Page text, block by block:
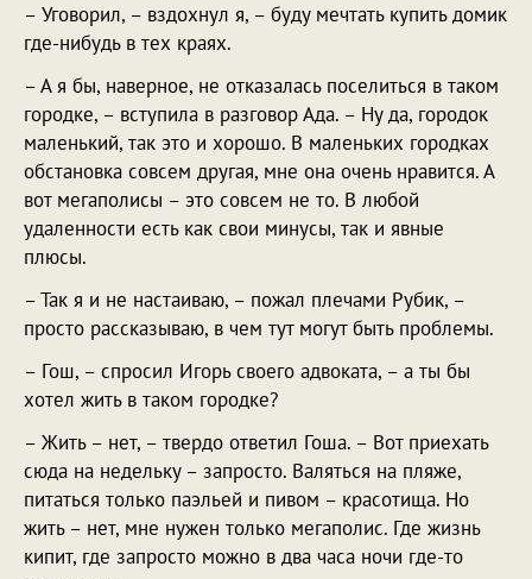
– Уговорил, – вздохнул я, – буду мечтать купить домик
где-нибудь в тех краях.
– А я бы, наверное, не отказалась поселиться в таком
городке, – вступила в разговор Ада. – Ну да, городок
маленький, так это и хорошо. В маленьких городках
обстановка совсем другая, мне она очень нравится. А
вот мегаполисы – это совсем не то. В любой
удаленности есть как свои минусы, так и явные
плюсы.
– Так я и не настаиваю, – пожал плечами Рубик, –
просто рассказываю, в чем тут могут быть проблемы.
– Гош, – спросил Игорь своего адвоката, – а ты бы
хотел жить в таком городке?
– Жить – нет, – твердо ответил Гоша. – Вот приехать
сюда на недельку – запросто. Валяться на пляже,
питаться только паэльей и пивом – красотища. Но
жить – нет, мне нужен только мегаполис. Где жизнь
кипит, где запросто можно в два часа ночи где-то